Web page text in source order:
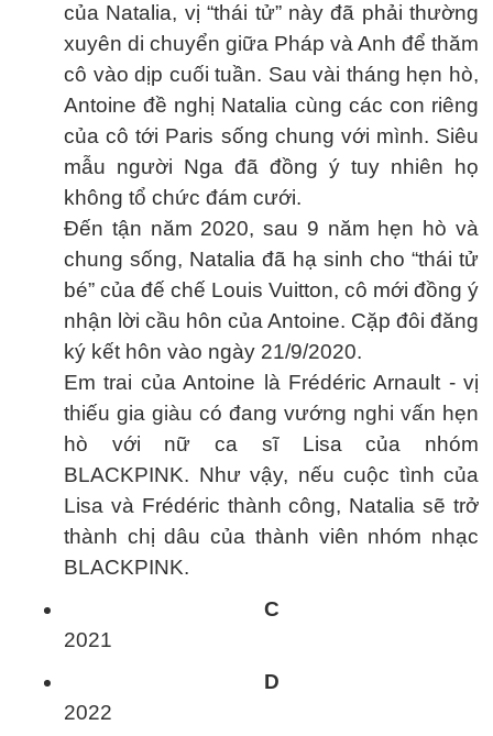
của Natalia, vị “thái tử” này đã phải thường
xuyên di chuyển giữa Pháp và Anh để thăm
cô vào dịp cuối tuần. Sau vài tháng hẹn hò,
Antoine đề nghị Natalia cùng các con riêng
của cô tới Paris sống chung với mình. Siêu
mẫu người Nga đã đồng ý tuy nhiên họ
không tổ chức đám cưới.
Đến tận năm 2020, sau 9 năm hẹn hò và
chung sống, Natalia đã hạ sinh cho “thái tử
bé” của đế chế Louis Vuitton, cô mới đồng ý
nhận lời cầu hôn của Antoine. Cặp đôi đăng
ký kết hôn vào ngày 21/9/2020.
Em trai của Antoine là Frédéric Arnault - vị
thiếu gia giàu có đang vướng nghi vấn hẹn
hò với nữ ca sĩ Lisa của nhóm
BLACKPINK. Như vậy, nếu cuộc tình của
Lisa và Frédéric thành công, Natalia sẽ trở
thành chị dâu của thành viên nhóm nhạc
BLACKPINK.
C
2021
D
2022